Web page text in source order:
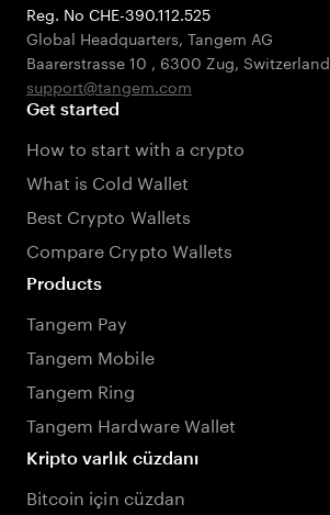
Reg. No CHE-390.112.525
Global Headquarters, Tangem AG
Baarerstrasse 10 , 6300 Zug, Switzerland
support@tangem.com
Get started
How to start with a crypto
What is Cold Wallet
Best Crypto Wallets
Compare Crypto Wallets
Products
Tangem Pay
Tangem Mobile
Tangem Ring
Tangem Hardware Wallet
Kripto varlık cüzdanı
Bitcoin için cüzdan